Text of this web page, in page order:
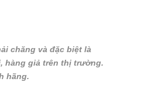
chăng và đặc biệt là
hàng giả trên thị trường.
hãng.